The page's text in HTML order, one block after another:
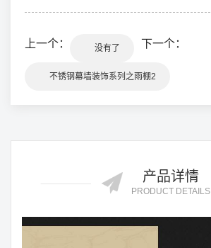
上一个： 没有了 下一个：
不锈钢幕墙装饰系列之雨棚2
产品详情
PRODUCT DETAILS